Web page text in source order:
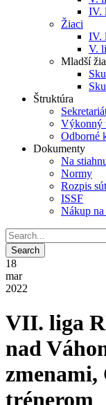
IV.
Žiaci
IV.
V.
Mladší
Štruktúra
Výkonný
Odborné
Dokumenty
Na
Normy
Rozpis
ISSF
Nákup
18
mar
2022
VII. liga
nad
zmenami,
trénerom